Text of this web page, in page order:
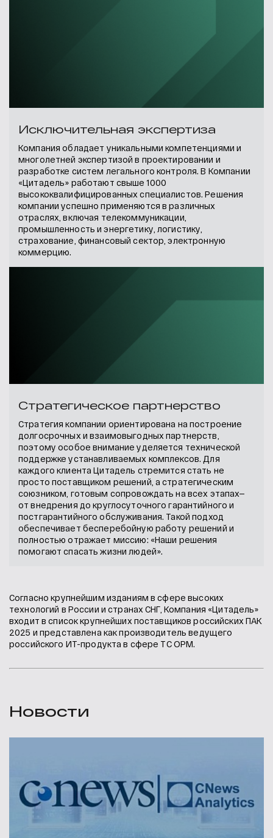
Исключительная экспертиза
Компания обладает уникальными компетенциями и
многолетней экспертизой в проектировании и
разработке систем легального контроля. В Компании
«Цитадель» работают свыше 1000
высококвалифицированных специалистов. Решения
компании успешно применяются в различных
отраслях, включая телекоммуникации,
промышленность и энергетику, логистику,
страхование, финансовый сектор, электронную
коммерцию.
Стратегическое партнерство
Стратегия компании ориентирована на построение
долгосрочных и взаимовыгодных партнерств,
поэтому особое внимание уделяется технической
поддержке устанавливаемых комплексов. Для
каждого клиента Цитадель стремится стать не
просто поставщиком решений, а стратегическим
союзником, готовым сопровождать на всех этапах—
от внедрения до круглосуточного гарантийного и
постгарантийного обслуживания. Такой подход
обеспечивает бесперебойную работу решений и
полностью отражает миссию: «Наши решения
помогают спасать жизни людей».
Согласно крупнейшим изданиям в сфере высоких
технологий в России и странах СНГ, Компания «Цитадель»
входит в список крупнейших поставщиков российских ПАК
2025 и представлена как производитель ведущего
российского ИТ-продукта в сфере ТС ОРМ.
Новости